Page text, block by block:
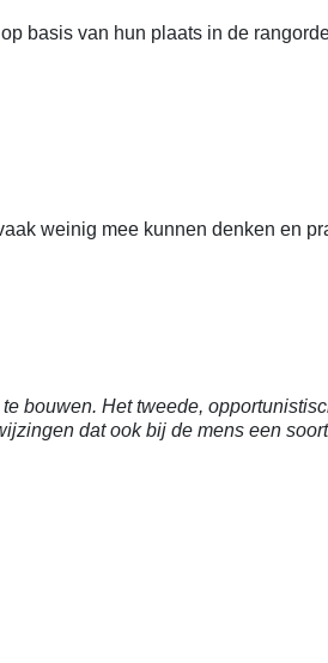
basis van hun plaats in de
weinig mee kunnen denken en
bouwen. Het tweede,
dat ook bij de mens een